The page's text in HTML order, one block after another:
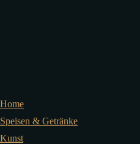
Home
Speisen & Getränke
Kunst